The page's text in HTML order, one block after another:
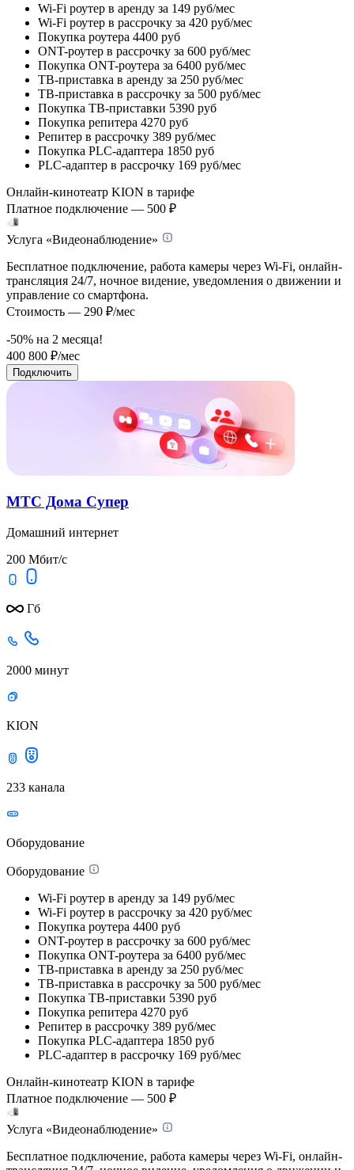
Wi-Fi роутер в аренду за 149 руб/мес
Wi-Fi роутер в рассрочку за 420 руб/мес
Покупка роутера 4400 руб
ONT-роутер в рассрочку за 600 руб/мес
Покупка ONT-роутера за 6400 руб/мес
ТВ-приставка в аренду за 250 руб/мес
ТВ-приставка в рассрочку за 500 руб/мес
Покупка ТВ-приставки 5390 руб
Покупка репитера 4270 руб
Репитер в рассрочку 389 руб/мес
Покупка PLC-адаптера 1850 руб
PLC-адаптер в рассрочку 169 руб/мес
Онлайн-кинотеатр KION в тарифе
Платное подключение — 500 ₽
Услуга «Видеонаблюдение»
Бесплатное подключение, работа камеры через Wi-Fi, онлайн-
трансляция 24/7, ночное видение, уведомления о движении и
управление со смартфона.
Стоимость — 290 ₽/мес
-50% на 2 месяца!
400 800 ₽/мес
Подключить
МТС Дома Супер
Домашний интернет
200 Мбит/с
Гб
2000 минут
KION
233 канала
Оборудование
Оборудование
Wi-Fi роутер в аренду за 149 руб/мес
Wi-Fi роутер в рассрочку за 420 руб/мес
Покупка роутера 4400 руб
ONT-роутер в рассрочку за 600 руб/мес
Покупка ONT-роутера за 6400 руб/мес
ТВ-приставка в аренду за 250 руб/мес
ТВ-приставка в рассрочку за 500 руб/мес
Покупка ТВ-приставки 5390 руб
Покупка репитера 4270 руб
Репитер в рассрочку 389 руб/мес
Покупка PLC-адаптера 1850 руб
PLC-адаптер в рассрочку 169 руб/мес
Онлайн-кинотеатр KION в тарифе
Платное подключение — 500 ₽
Услуга «Видеонаблюдение»
Бесплатное подключение, работа камеры через Wi-Fi, онлайн-